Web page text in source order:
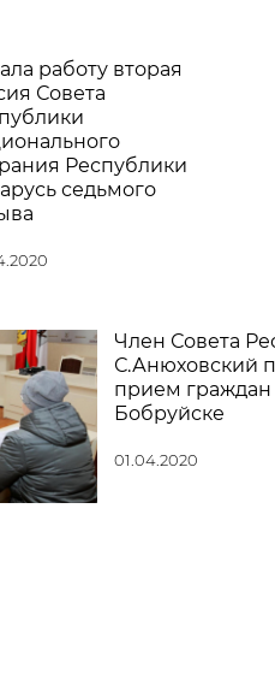
работу вторая
Совета
Республики
седьмого
Член Совета
С.Анюховский
прием граждан
Бобруйске
01.04.2020